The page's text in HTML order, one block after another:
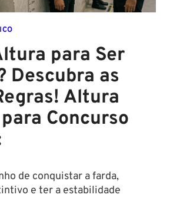
para Ser
Descubra as
Altura
Concurso
de conquistar a farda,
e ter a estabilidade